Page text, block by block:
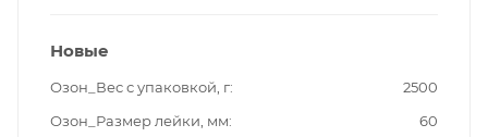
Новые
Озон_Вес с упаковкой, г
2500
Озон_Размер лейки, мм
60